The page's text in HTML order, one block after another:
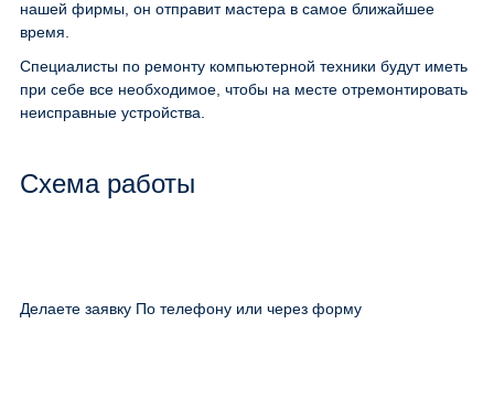
нашей фирмы, он отправит мастера в самое ближайшее
время.
Специалисты по ремонту компьютерной техники будут иметь
при себе все необходимое, чтобы на месте отремонтировать
неисправные устройства.
Схема работы
Делаете заявку По телефону или через форму